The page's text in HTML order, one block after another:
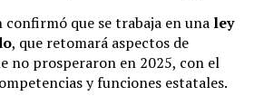
que se trabaja en una ley
, que retomará aspectos de
no prosperaron en 2025, con el
y funciones estatales.